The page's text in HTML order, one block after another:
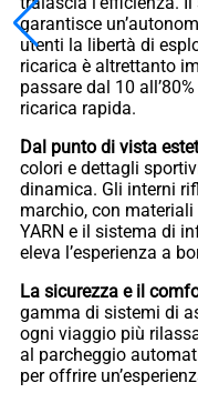
garantisce
utenti la libertà di
ricarica è altrettanto
passare dal 10
ricarica rapida.
Dal punto di vista
colori e dettagli
dinamica. Gli interni
marchio, con
YARN e il sistema di
eleva l’esperienza a
La sicurezza e il
gamma di sistemi di
ogni viaggio più
al parcheggio
per offrire